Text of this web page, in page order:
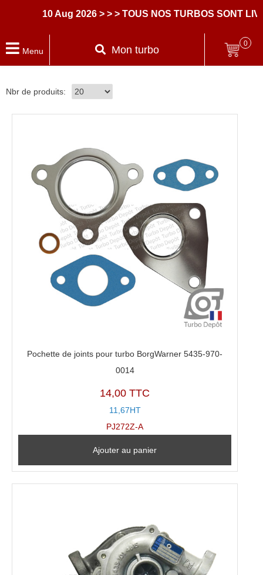
10 Aug 2026 > > > TOUS NOS TURBOS SONT
Menu Mon turbo
0
Nbr de produits:
Pochette de joints pour turbo BorgWarner 5435-970-
0014
14,00 TTC
11,67HT
PJ272Z-A
Ajouter au panier